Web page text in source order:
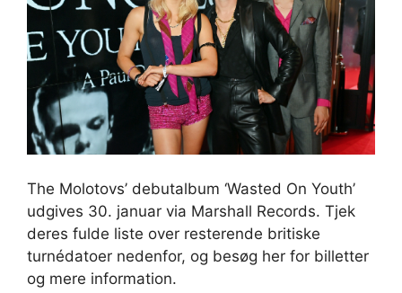
The Molotovs’ debutalbum ‘Wasted On Youth’
udgives 30. januar via Marshall Records. Tjek
deres fulde liste over resterende britiske
turnédatoer nedenfor, og besøg her for billetter
og mere information.